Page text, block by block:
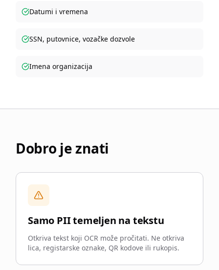
Datumi i vremena
SSN, putovnice, vozačke dozvole
Imena organizacija
Dobro je znati
Samo PII temeljen na tekstu
Otkriva tekst koji OCR može pročitati. Ne otkriva
lica, registarske oznake, QR kodove ili rukopis.